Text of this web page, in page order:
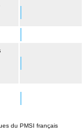
du PMSI français